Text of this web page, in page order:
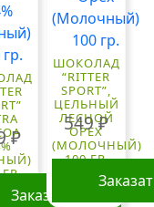
₽
Заказать
ШОКОЛАД
“RITTER
SPORT”,
ЦЕЛЬНЫЙ
ЛЕСНОЙ
ОРЕХ
(МОЛОЧНЫЙ)
100 ГР.
549₽